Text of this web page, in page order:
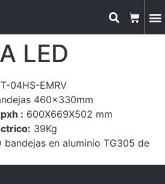
LED
04HS-EMRV
460x330mm
: 600X669X502 mm
39Kg
bandejas en aluminio TG305 de